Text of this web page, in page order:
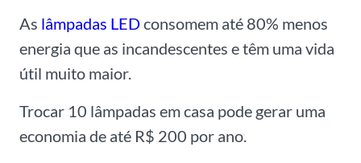
As lâmpadas LEDconsomem até 80% menos
energia que as incandescentes e têm uma vida
útil muito maior.
Trocar 10 lâmpadas em casa pode gerar uma
economia de até R$ 200 por ano.